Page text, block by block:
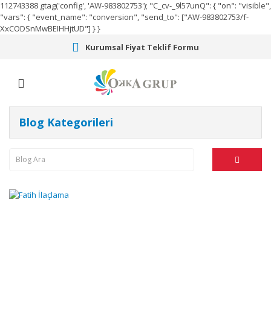
112743388 gtag('config', 'AW-983802753'); "C_cv-_9l57unQ": { "on": "visible",
"vars": { "event_name": "conversion", "send_to": ["AW-983802753/f-
XxCODSnMwBEIHHjtUD"] } }
Kurumsal Fiyat Teklif Formu
Blog Kategorileri